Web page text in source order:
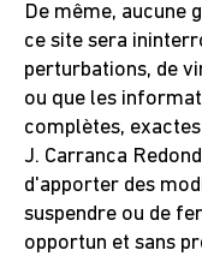
De même, aucune
ce site sera
perturbations, de
ou que les
complètes,
J. Carranca
d'apporter des
suspendre ou de
opportun et sans